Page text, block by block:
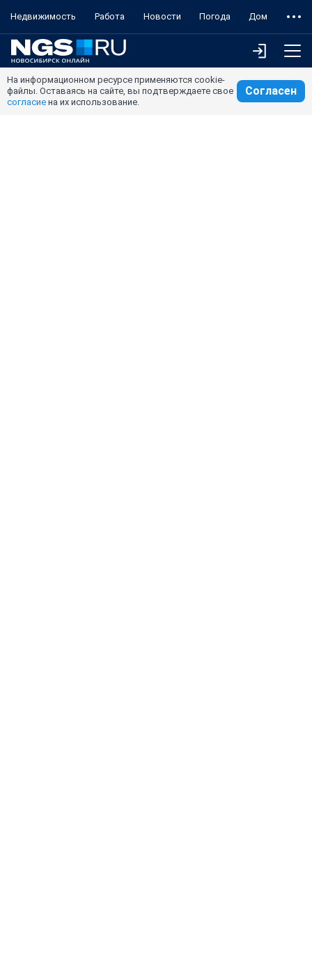
Недвижимость Работа Новости Погода Дом
На информационном ресурсе применяются cookie-
файлы. Оставаясь на сайте, вы подтверждаете свое
согласие на их использование.
Согласен